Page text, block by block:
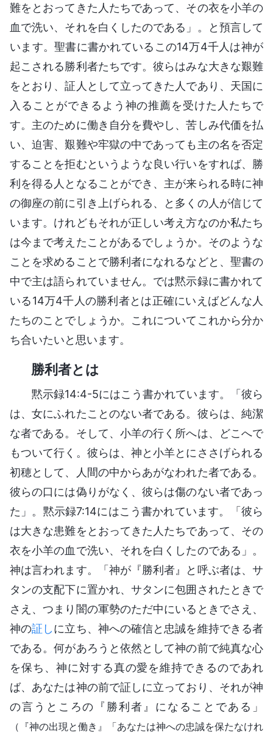
難をとおってきた人たちであって、その衣を小羊の
血で洗い、それを白くしたのである」。と預言して
います。聖書に書かれているこの14万4千人は神が
起こされる勝利者たちです。彼らはみな大きな艱難
をとおり、証人として立ってきた人であり、天国に
入ることができるよう神の推薦を受けた人たちで
す。主のために働き自分を費やし、苦しみ代価を払
い、迫害、艱難や牢獄の中であっても主の名を否定
することを拒むというような良い行いをすれば、勝
利を得る人となることができ、主が来られる時に神
の御座の前に引き上げられる、と多くの人が信じて
います。けれどもそれが正しい考え方なのか私たち
は今まで考えたことがあるでしょうか。そのような
ことを求めることで勝利者になれるなどと、聖書の
中で主は語られていません。では黙示録に書かれて
いる14万4千人の勝利者とは正確にいえばどんな人
たちのことでしょうか。これについてこれから分か
ち合いたいと思います。
勝利者とは
黙示録14:4-5にはこう書かれています。「彼ら
は、女にふれたことのない者である。彼らは、純潔
な者である。そして、小羊の行く所へは、どこへで
もついて行く。彼らは、神と小羊とにささげられる
初穂として、人間の中からあがなわれた者である。
彼らの口には偽りがなく、彼らは傷のない者であっ
た」。黙示録7:14にはこう書かれています。「彼ら
は大きな患難をとおってきた人たちであって、その
衣を小羊の血で洗い、それを白くしたのである」。
神は言われます。「神が『勝利者』と呼ぶ者は、サ
タンの支配下に置かれ、サタンに包囲されたときで
さえ、つまり闇の軍勢のただ中にいるときでさえ、
神の証しに立ち、神への確信と忠誠を維持できる者
である。何があろうと依然として神の前で純真な心
を保ち、神に対する真の愛を維持できるのであれ
ば、あなたは神の前で証しに立っており、それが神
の言うところの『勝利者』になることである」
（『神の出現と働き』「あなたは神への忠誠を保たなけれ